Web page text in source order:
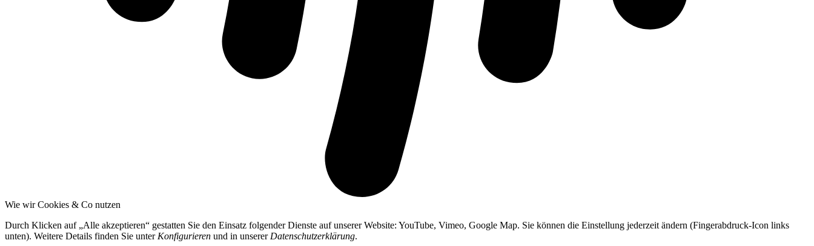
Wie wir Cookies & Co nutzen
Durch Klicken auf „Alle akzeptieren“ gestatten Sie den Einsatz folgender Dienste auf unserer Website: YouTube, Vimeo, Google Map. Sie können die Einstellung jederzeit ändern (Fingerabdruck-Icon links
unten). Weitere Details finden Sie unter Konfigurieren und in unserer Datenschutzerklärung.